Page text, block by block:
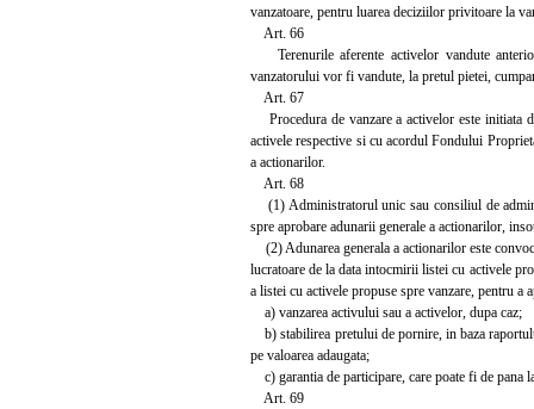
vanzatoare, pentru luarea deciziilor privitoare la
Art. 66
Terenurile aferente activelor vandute
vanzatorului vor fi vandute, la pretul pietei,
Art. 67
Procedura de vanzare a activelor este initiata
activele respective si cu acordul Fondului
a actionarilor.
Art. 68
(1) Administratorul unic sau consiliul de
spre aprobare adunarii generale a actionarilor,
(2) Adunarea generala a actionarilor este
lucratoare de la data intocmirii listei cu activele
a listei cu activele propuse spre vanzare, pentru a
a) vanzarea activului sau a activelor, dupa caz;
b) stabilirea pretului de pornire, in baza
pe valoarea adaugata;
c) garantia de participare, care poate fi de pana
Art. 69